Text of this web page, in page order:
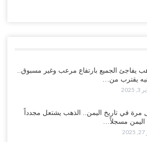
يفاجئ الجميع بارتفاع مرعب وغير مسبوق..
يقترب من…
مرة في تاريخ اليمن.. الذهب يشتعل مجدداً
مسجلاً…